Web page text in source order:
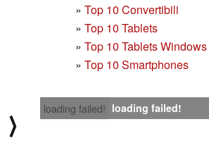
» Top 10 Convertibili
» Top 10 Tablets
» Top 10 Tablets Windows
» Top 10 Smartphones
loading failed! loading failed!
⟩